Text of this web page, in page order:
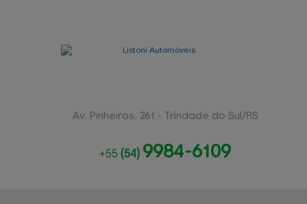
Av. Pinheiros, 261 - Trindade do Sul/RS
+55 (54) 9984-6109